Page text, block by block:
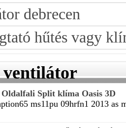
debrecen
hűtés vagy
Split klíma Oasis 3D
ms11pu 09hrfn1 2013 as